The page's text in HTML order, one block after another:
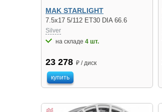
MAK STARLIGHT
7.5x17 5/112 ET30 DIA 66.6
Silver
на складе 4 шт.
23 278 ₽ / диск
купить